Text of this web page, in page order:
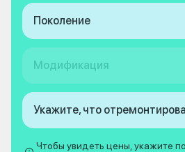
Поколение
Модификация
Укажите, что
Чтобы увидеть цены, укажите